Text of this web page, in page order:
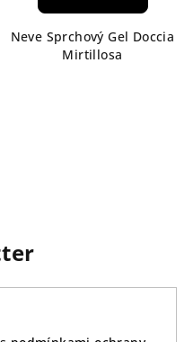
z
5
Neve Sprchový Gel Doccia
Mirtillosa